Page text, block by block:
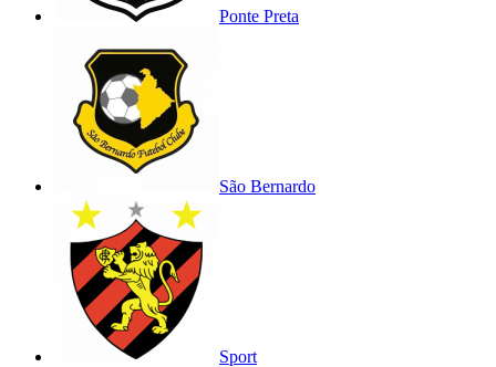
Ponte Preta
São Bernardo
Sport